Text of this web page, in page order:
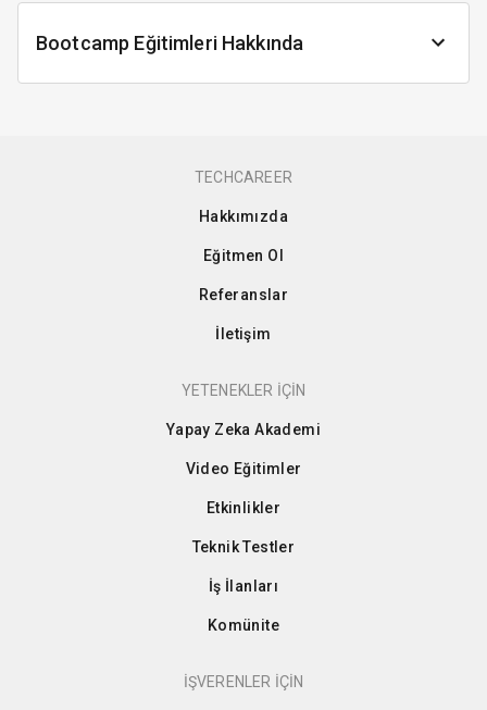
Bootcamp Eğitimleri Hakkında
TECHCAREER
Hakkımızda
Eğitmen Ol
Referanslar
İletişim
YETENEKLER İÇİN
Yapay Zeka Akademi
Video Eğitimler
Etkinlikler
Teknik Testler
İş İlanları
Komünite
İŞVERENLER İÇİN